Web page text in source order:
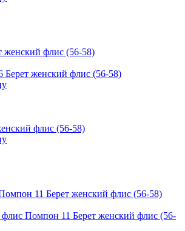
Берет женский флис (56-58)
флис (56-58)
флис Помпон 11 Берет женский флис (56-